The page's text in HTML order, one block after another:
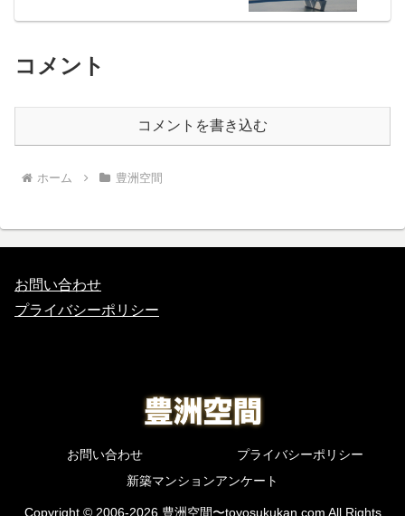
コメント
コメントを書き込む
ホーム 豊洲空間
お問い合わせ
プライバシーポリシー
お問い合わせ
プライバシーポリシー
新築マンションアンケート
Copyright © 2006-2026 豊洲空間〜toyosukukan.com All Rights